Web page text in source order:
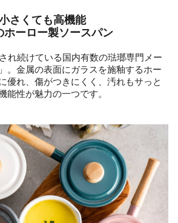
さくても高機能
ホーロー製ソースパン
れ続けている国内有数の琺瑯専門メー
。金属の表面にガラスを施釉するホー
優れ、傷がつきにくく、汚れもサっと
能性が魅力の一つです。